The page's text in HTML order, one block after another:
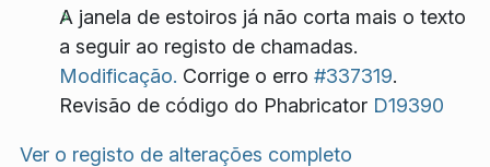
A janela de estoiros já não corta mais o texto
a seguir ao registo de chamadas.
Modificação. Corrige o erro #337319.
Revisão de código do Phabricator D19390
Ver o registo de alterações completo